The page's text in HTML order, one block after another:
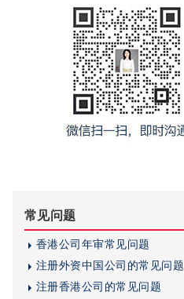
常见问题
香港公司年审常见问题
注册外资中国公司的常见问题
注册香港公司的常见问题